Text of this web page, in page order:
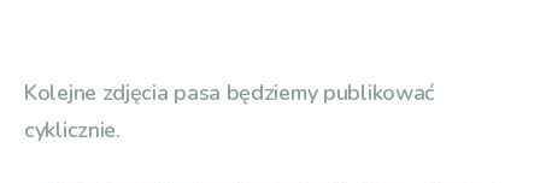
Kolejne zdjęcia pasa będziemy publikować
cyklicznie.